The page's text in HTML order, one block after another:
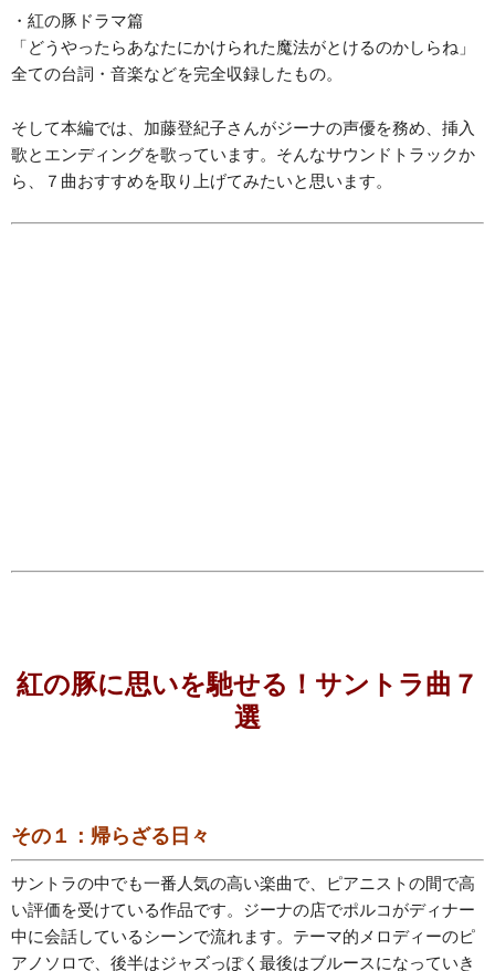
・紅の豚ドラマ篇
「どうやったらあなたにかけられた魔法がとけるのかしらね」
全ての台詞・音楽などを完全収録したもの。
そして本編では、加藤登紀子さんがジーナの声優を務め、挿入
歌とエンディングを歌っています。そんなサウンドトラックか
ら、７曲おすすめを取り上げてみたいと思います。
紅の豚に思いを馳せる！サントラ曲７
選
その１：帰らざる日々
サントラの中でも一番人気の高い楽曲で、ピアニストの間で高
い評価を受けている作品です。ジーナの店でポルコがディナー
中に会話しているシーンで流れます。テーマ的メロディーのピ
アノソロで、後半はジャズっぽく最後はブルースになっていき